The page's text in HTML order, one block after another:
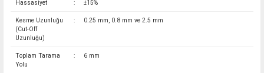
Hassasiyet : ±15%
Kesme Uzunluğu
(Cut-Off
Uzunluğu)
: 0.25 mm, 0.8 mm ve 2.5 mm
Toplam Tarama
Yolu
: 6 mm